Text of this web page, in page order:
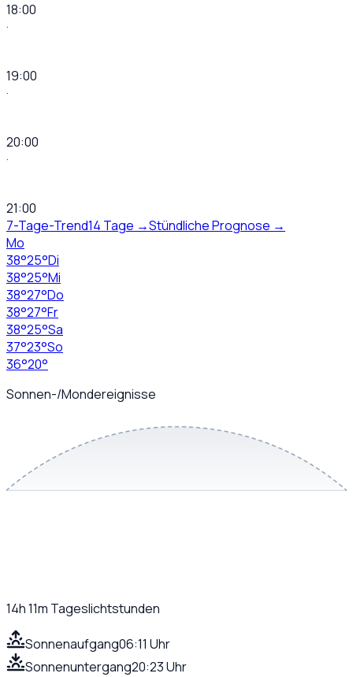
18:00
·
19:00
·
20:00
·
21:00
7-Tage-Trend14 Tage →Stündliche Prognose →
Mo
38°25°Di
38°25°Mi
38°27°Do
38°27°Fr
38°25°Sa
37°23°So
36°20°
Sonnen-/Mondereignisse
14h 11m Tageslichtstunden
Sonnenaufgang06:11 Uhr
Sonnenuntergang20:23 Uhr